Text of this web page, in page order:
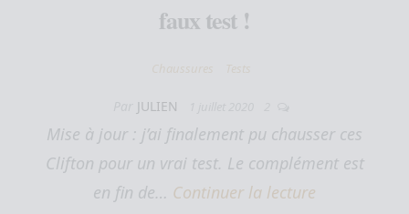
faux test !
Chaussures Tests
JULIEN
Mise à jour : j’ai finalement pu chausser ces
Clifton pour un vrai test. Le complément est
en fin de… Continuer la lecture